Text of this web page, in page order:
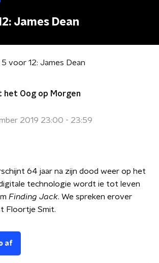
James Dean
5 voor 12: James Dean
het Oog op Morgen
2019 23:00 - 23:59
64 jaar na zijn dood weer op het
technologie wordt ie tot leven
Finding Jack. We spreken erover
Floortje Smit.
af